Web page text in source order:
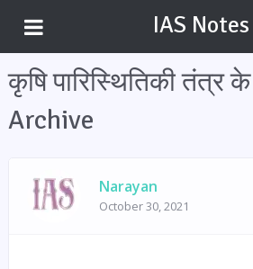
IAS Notes
कृषि पारिस्थितिकी तंत्र
Archive
Narayan
October 30, 2021